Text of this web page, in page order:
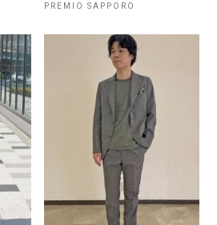
PREMIO SAPPORO